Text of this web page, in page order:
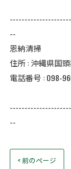
--
恩納清掃
住所 : 沖縄県国
電話番号 : 098-
--
< 前のページ